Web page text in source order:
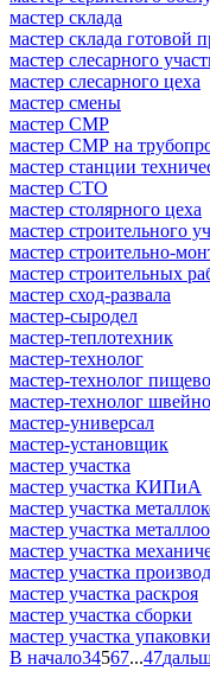
мастер склада
мастер склада готовой
мастер слесарного
мастер слесарного цеха
мастер смены
мастер СМР
мастер СМР на
мастер станции
мастер СТО
мастер столярного цеха
мастер строительного
мастер строительно-
мастер строительных
мастер сход-развала
мастер-сыродел
мастер-теплотехник
мастер-технолог
мастер-технолог
мастер-технолог
мастер-универсал
мастер-установщик
мастер участка
мастер участка КИПиА
мастер участка
мастер участка
мастер участка
мастер участка
мастер участка раскроя
мастер участка сборки
мастер участка упаковки
В начало34567...47